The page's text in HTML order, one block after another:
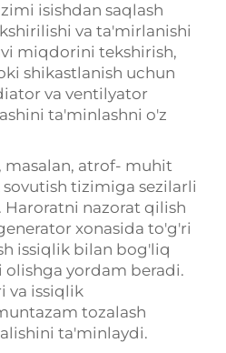
isishdan saqlash
va ta'mirlanishi
miqdorini tekshirish,
shikastlanish uchun
va ventilyator
ta'minlashni o'z
atrof- muhit
tizimiga sezilarli
nazorat qilish
xonasida to'g'ri
issiqlik bilan bog'liq
yordam beradi.
va issiqlik
tozalash
ta'minlaydi.